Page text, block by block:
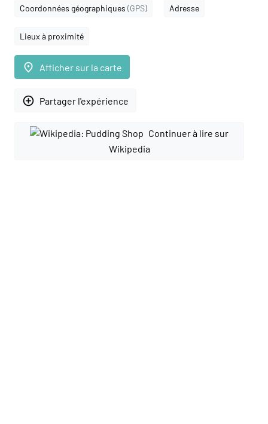
Coordonnées géographiques (GPS) Adresse
Lieux à proximité
place Afficher sur la carte
add_circle_outline Partager l'expérience
Continuer à lire sur
Wikipedia